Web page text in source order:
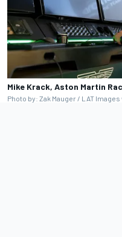
Mike Krack, Aston Martin
Photo by: Zak Mauger / LAT